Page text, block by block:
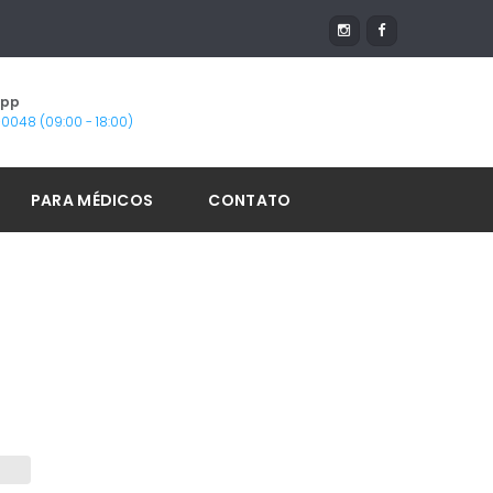
0048 (09:00 - 18:00)
PARA MÉDICOS CONTATO